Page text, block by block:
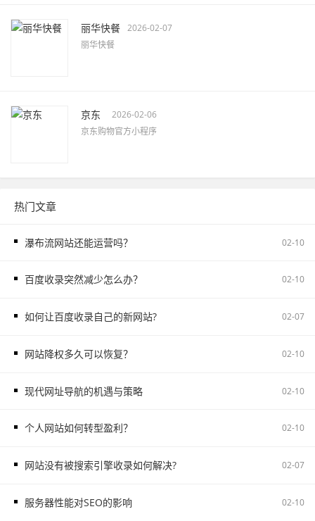
丽华快餐 2026-02-07
丽华快餐
京东
2026-02-06
京东购物官方小程序
热门文章
瀑布流网站还能运营吗？ 02-10
百度收录突然减少怎么办？ 02-10
如何让百度收录自己的新网站? 02-07
网站降权多久可以恢复？ 02-10
现代网址导航的机遇与策略 02-10
个人网站如何转型盈利？ 02-10
网站没有被搜索引擎收录如何解决? 02-07
服务器性能对SEO的影响 02-10